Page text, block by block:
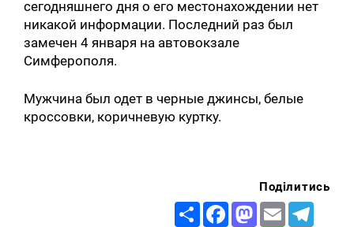
сегодняшнего дня о его местонахождении нет
никакой информации. Последний раз был
замечен 4 января на автовокзале
Симферополя.
Мужчина был одет в черные джинсы, белые
кроссовки, коричневую куртку.
Поділитись
Share FacebookMastodon
Email